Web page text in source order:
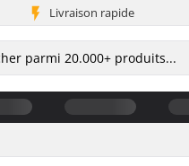
Livraison rapide